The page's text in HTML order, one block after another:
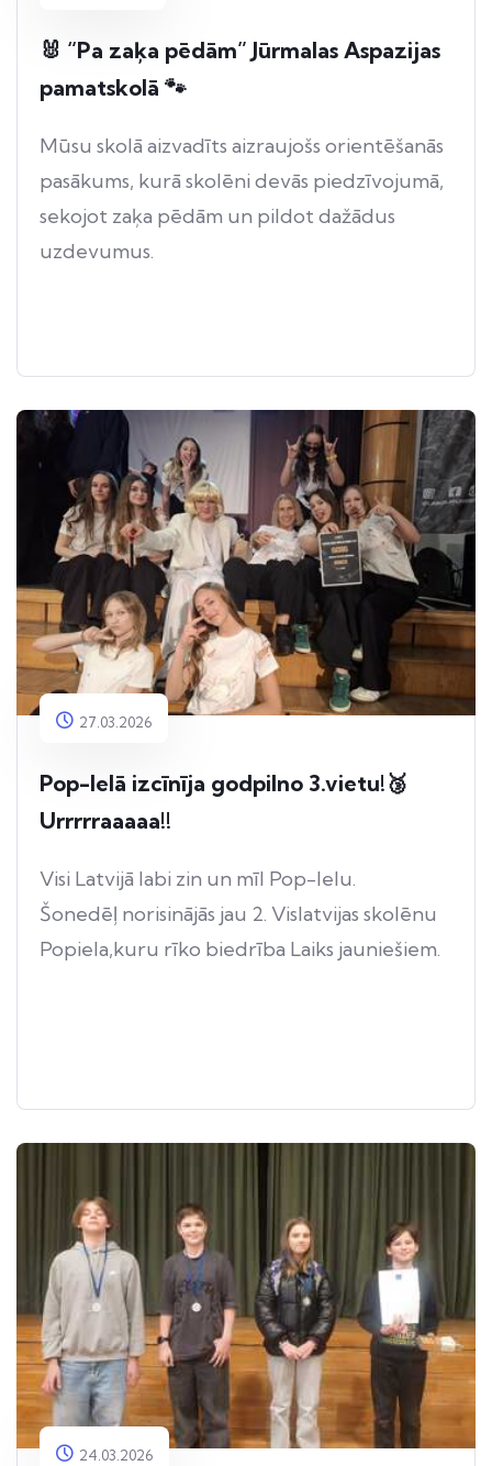
🐰 “Pa zaķa pēdām” Jūrmalas Aspazijas
pamatskolā 🐾
Mūsu skolā aizvadīts aizraujošs orientēšanās
pasākums, kurā skolēni devās piedzīvojumā,
sekojot zaķa pēdām un pildot dažādus
uzdevumus.
27.03.2026
Pop-Ielā izcīnīja godpilno 3.vietu!🥉
Urrrrraaaaa!!
Visi Latvijā labi zin un mīl Pop-Ielu.
Šonedēļ norisinājās jau 2. Vislatvijas skolēnu
Popiela,kuru rīko biedrība Laiks jauniešiem.
24.03.2026